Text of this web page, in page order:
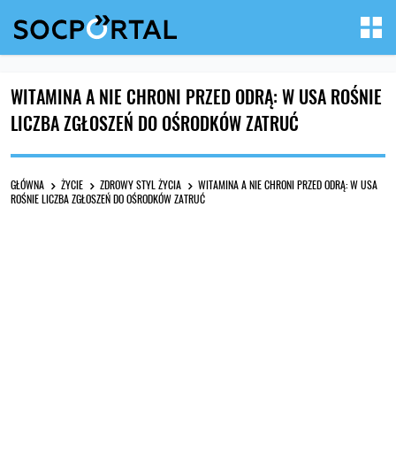
WITAMINA A NIE CHRONI PRZED ODRĄ: W USA ROŚNIE
LICZBA ZGŁOSZEŃ DO OŚRODKÓW ZATRUĆ
GŁÓWNA ŻYCIE ZDROWY STYL ŻYCIA
WITAMINA A NIE CHRONI PRZED ODRĄ: W USA
ROŚNIE LICZBA ZGŁOSZEŃ DO OŚRODKÓW ZATRUĆ